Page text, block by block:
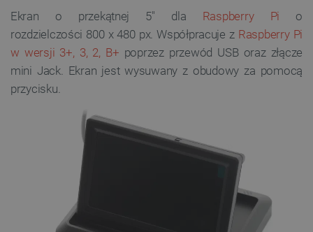
Ekran o przekątnej 5" dla Raspberry Pi o
rozdzielczości 800 x 480 px.Współpracuje z Raspberry Pi
w wersji 3+, 3, 2, B+ poprzez przewód USB oraz złącze
mini Jack. Ekran jest wysuwany z obudowy za pomocą
przycisku.